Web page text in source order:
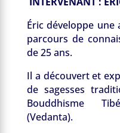
Éric développe
parcours de
de 25 ans.
Il a découvert et
de sagesses
Bouddhisme
(Vedanta).